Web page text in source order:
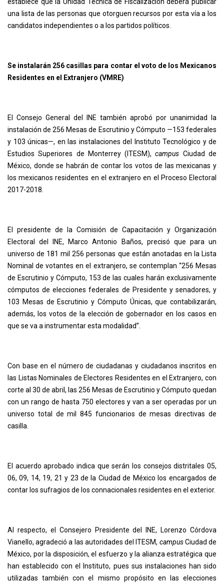
una lista de las personas que otorguen recursos por esta vía a los
candidatos independientes o a los partidos políticos.
Se instalarán 256 casillas para contar el voto de los Mexicanos
Residentes en el Extranjero (VMRE)
El Consejo General del INE también aprobó por unanimidad la
instalación de 256 Mesas de Escrutinio y Cómputo —153 federales
y 103 únicas—, en las instalaciones del Instituto Tecnológico y de
Estudios Superiores de Monterrey (ITESM),campus Ciudad de
México, donde se habrán de contar los votos de las mexicanas y
los mexicanos residentes en el extranjero en el Proceso Electoral
2017-2018.
El presidente de la Comisión de Capacitación y Organización
Electoral del INE, Marco Antonio Baños, precisó que para un
universo de 181 mil 256 personas que están anotadas en la Lista
Nominal de votantes en el extranjero, se contemplan “256 Mesas
de Escrutinio y Cómputo, 153 de las cuales harán exclusivamente
cómputos de elecciones federales de Presidente y senadores, y
103 Mesas de Escrutinio y Cómputo Únicas, que contabilizarán,
además, los votos de la elección de gobernador en los casos en
que se va a instrumentar esta modalidad”.
Con base en el número de ciudadanas y ciudadanos inscritos en
las Listas Nominales de Electores Residentes en el Extranjero, con
corte al 30 de abril, las 256 Mesas de Escrutinio y Cómputo quedan
con un rango de hasta 750 electores y van a ser operadas por un
universo total de mil 845 funcionarios de mesas directivas de
casilla.
El acuerdo aprobado indica que serán los consejos distritales 05,
06, 09, 14, 19, 21 y 23 de la Ciudad de México los encargados de
contar los sufragios de los connacionales residentes en el exterior.
Al respecto, el Consejero Presidente del INE, Lorenzo Córdova
Vianello, agradeció a las autoridades del ITESM, campusCiudad de
México, por la disposición, el esfuerzo y la alianza estratégica que
han establecido con el Instituto, pues sus instalaciones han sido
utilizadas también con el mismo propósito en las elecciones